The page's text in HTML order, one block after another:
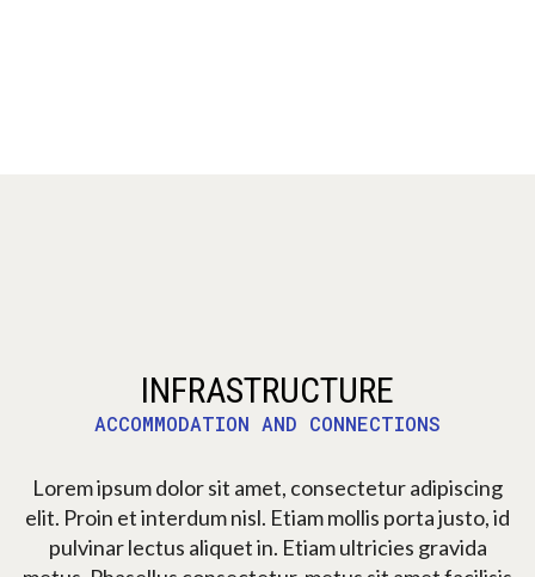
INFRASTRUCTURE
ACCOMMODATION AND CONNECTIONS
Lorem ipsum dolor sit amet, consectetur adipiscing
elit. Proin et interdum nisl. Etiam mollis porta justo, id
pulvinar lectus aliquet in. Etiam ultricies gravida